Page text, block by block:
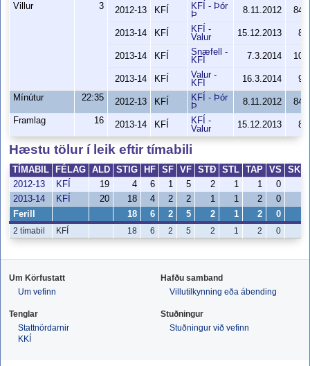
Villur
3 2012-13 KFÍ
KFÍ - Þór
Þ
8.11.2012 84-
2013-14 KFÍ
KFÍ -
Valur
15.12.2013
2013-14 KFÍ
Snæfell -
KFÍ
7.3.2014
2013-14 KFÍ
Valur -
KFÍ
16.3.2014
Mínútur
22:35 2012-13 KFÍ
KFÍ - Þór
Þ
8.11.2012
84-
Framlag
16 2013-14 KFÍ
KFÍ -
Valur
15.12.2013
Hæstu tölur í leik eftir tímabili
TÍMABIL FÉLAG ALD STIG HF SF VF STÐ STL TAP VS
SKH
2012-13
KFÍ 19 4 6 1 5 2 1 1 0
2013-14
KFÍ 20 18 4 2 2 1 1 2 0
Ferill 18 6 2 5 2 1 2 0
2 tímabil KFÍ 18 6 2 5 2 1 2 0
Um Körfustatt
Um vefinn
Hafðu samband
Villutilkynning eða ábending
Tenglar
Stattnördarnir
KKÍ
Stuðningur
Stuðningur við vefinn